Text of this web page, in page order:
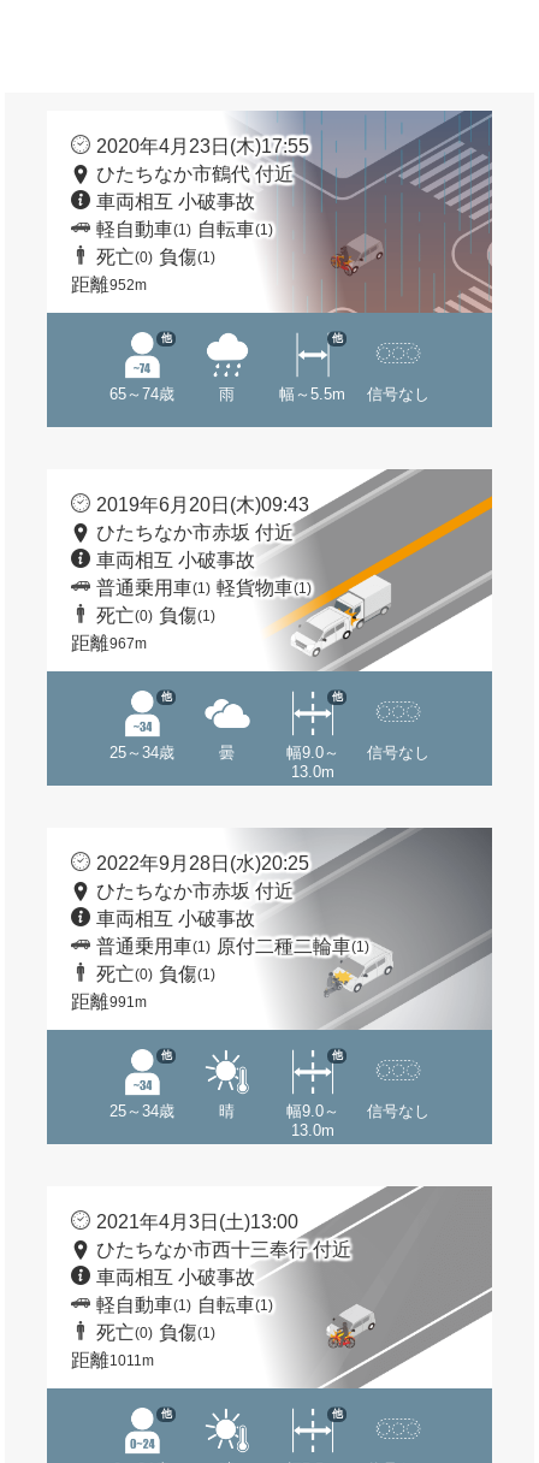
2020年4月23日(木)17:55
ひたちなか市鶴代 付近
車両相互 小破事故
軽自動車(1) 自転車(1)
死亡(0) 負傷(1)
距離952m
65～74歳
他
雨 幅～5.5m
他
信号なし
2019年6月20日(木)09:43
ひたちなか市赤坂 付近
車両相互 小破事故
普通乗用車(1) 軽貨物車(1)
死亡(0) 負傷(1)
距離967m
25～34歳
他
曇
幅9.0～
13.0m
他
信号なし
2022年9月28日(水)20:25
ひたちなか市赤坂 付近
車両相互 小破事故
普通乗用車(1) 原付二種二輪車(1)
死亡(0) 負傷(1)
距離991m
25～34歳
他
晴
幅9.0～
13.0m
他
信号なし
2021年4月3日(土)13:00
ひたちなか市西十三奉行 付近
車両相互 小破事故
軽自動車(1) 自転車(1)
死亡(0) 負傷(1)
距離1011m
他 他